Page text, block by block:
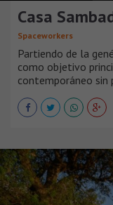
Casa
Spaceworkers
Partiendo de la
como objetivo
contemporáneo